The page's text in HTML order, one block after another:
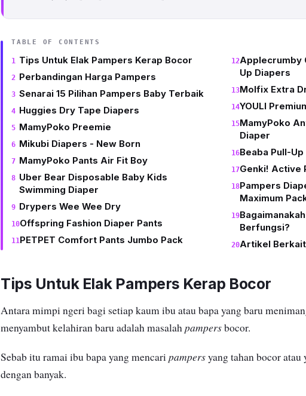
TABLE OF CONTENTS
Tips Untuk Elak Pampers Kerap Bocor
Perbandingan Harga Pampers
Senarai 15 Pilihan Pampers Baby Terbaik
Huggies Dry Tape Diapers
MamyPoko Preemie
Mikubi Diapers - New Born
MamyPoko Pants Air Fit Boy
Uber Bear Disposable Baby Kids
Swimming Diaper
Drypers Wee Wee Dry
Offspring Fashion Diaper Pants
PETPET Comfort Pants Jumbo Pack
Applecrumby
Up Diapers
Molfix Extra
YOULI
MamyPoko
Diaper
Beaba Pull-
Genki! Active
Pampers
Maximum
Berfungsi?
Artikel
Tips Untuk Elak Pampers Kerap Bocor
Antara mimpi ngeri bagi setiap kaum ibu atau bapa yang baru
menyambut kelahiran baru adalah masalahpampersbocor.
Sebab itu ramai ibu bapa yang mencaripampersyang tahan bocor
dengan banyak.